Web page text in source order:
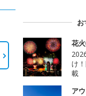
お
花
け
載
ア